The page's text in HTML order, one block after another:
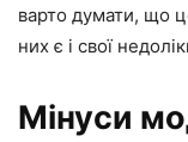
варто думати, що
них є і свої
Мінуси